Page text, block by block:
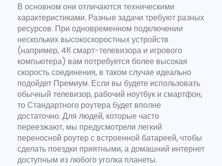
В основном они отличаются техническими
характеристиками. Разные задачи требуют разных
ресурсов. При одновременном подключении
нескольких высокоскоростных устройств
(например, 4К смарт-телевизора и игрового
компьютера) вам потребуется более высокая
скорость соединения, в таком случае идеально
подойдет Премиум. Если вы будете использовать
обычный телевизор, рабочий ноутбук и смартфон,
то Стандартного роутера будет вполне
достаточно. Для людей, которые часто
переезжают, мы предусмотрели легкий
переносной роутер с встроенной батареей, чтобы
сделать поездки приятными, а домашний интернет
доступным из любого уголка планеты.